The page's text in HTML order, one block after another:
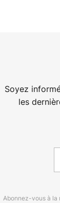
Soyez
les
Abonnez-vous à la